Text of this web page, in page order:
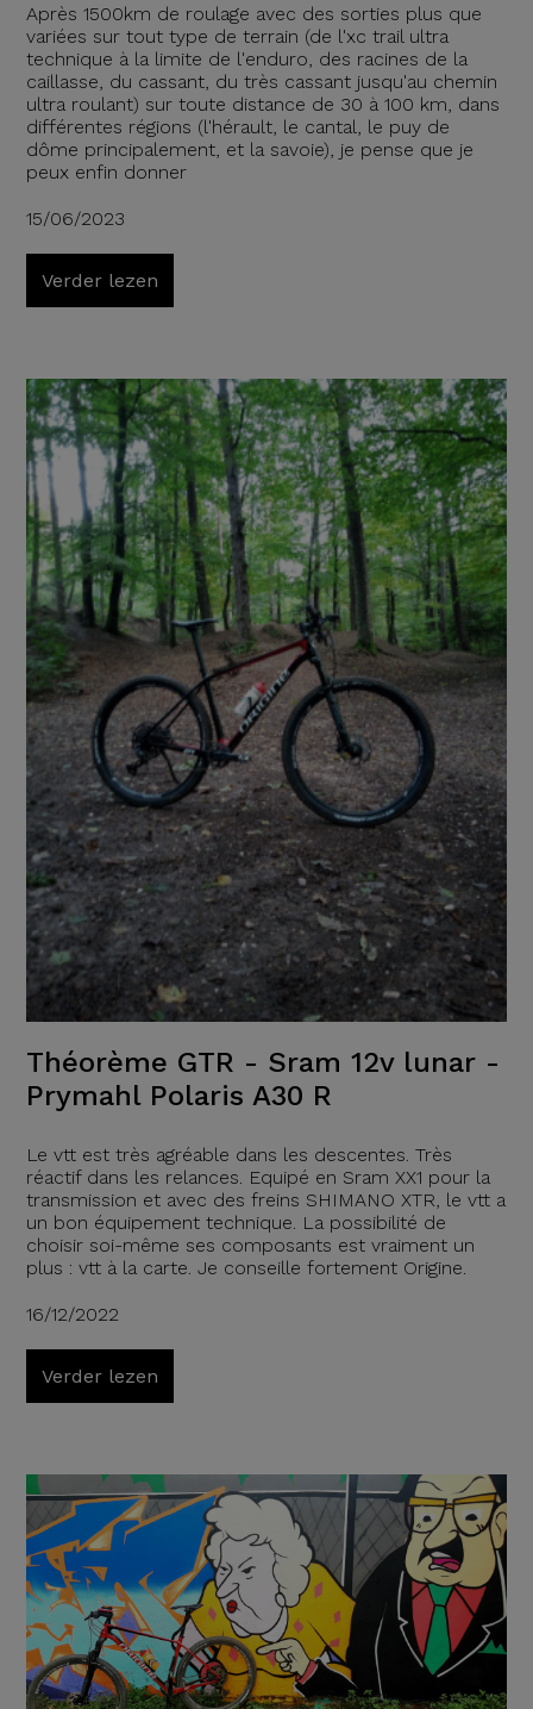
Après 1500km de roulage avec des sorties plus que
variées sur tout type de terrain (de l'xc trail ultra
technique à la limite de l'enduro, des racines de la
caillasse, du cassant, du très cassant jusqu'au chemin
ultra roulant) sur toute distance de 30 à 100 km, dans
différentes régions (l'hérault, le cantal, le puy de
dôme principalement, et la savoie), je pense que je
peux enfin donner
15/06/2023
Verder lezen
Théorème GTR - Sram 12v lunar -
Prymahl Polaris A30 R
Le vtt est très agréable dans les descentes. Très
réactif dans les relances. Equipé en Sram XX1 pour la
transmission et avec des freins SHIMANO XTR, le vtt a
un bon équipement technique. La possibilité de
choisir soi-même ses composants est vraiment un
plus : vtt à la carte. Je conseille fortement Origine.
16/12/2022
Verder lezen